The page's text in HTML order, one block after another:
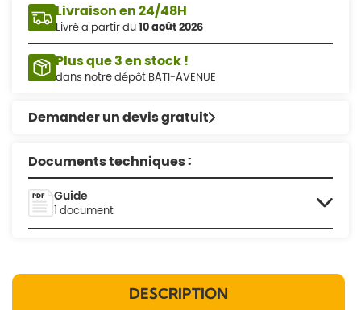
Livraison en 24/48H
Livré a partir du10 août 2026
Plus que 3 en stock !
dans notre dépôt BATI-AVENUE
Demander un devis gratuit
Documents techniques :
Guide
1 document
DESCRIPTION